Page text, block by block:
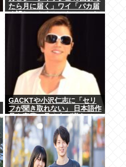
たら月に届く」ワイ「バカ届
く訳ねーやろ！ｗやってみた
GACKTや小沢仁志に「セリ
フが聞き取れない」 日本語作
品を字幕で見る人が増えてい
る背景